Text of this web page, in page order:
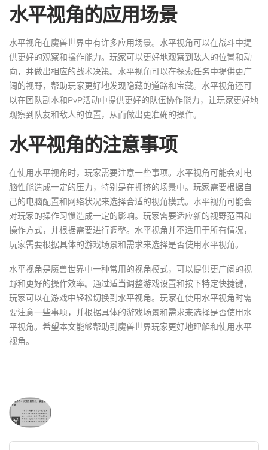
水平视角的应用场景
水平视角在魔兽世界中有许多应用场景。水平视角可以在战斗中提
供更好的观察和操作能力。玩家可以更好地观察到敌人的位置和动
向，并做出相应的战术决策。水平视角可以在探索任务中提供更广
阔的视野，帮助玩家更好地发现隐藏的道路和宝藏。水平视角还可
以在团队副本和PvP活动中提供更好的队伍协作能力，让玩家更好地
观察到队友和敌人的位置，从而做出更准确的操作。
水平视角的注意事项
在使用水平视角时，玩家需要注意一些事项。水平视角可能会对电
脑性能造成一定的压力，特别是在拥挤的场景中。玩家需要根据自
己的电脑配置和网络状况来选择合适的视角模式。水平视角可能会
对玩家的操作习惯造成一定的影响。玩家需要适应新的视野范围和
操作方式，并根据需要进行调整。水平视角并不适用于所有情况，
玩家需要根据具体的游戏场景和需求来选择是否使用水平视角。
水平视角是魔兽世界中一种常用的视角模式，可以提供更广阔的视
野和更好的操作效率。通过适当调整游戏设置和按下特定快捷键，
玩家可以在游戏中轻松切换到水平视角。玩家在使用水平视角时需
要注意一些事项，并根据具体的游戏场景和需求来选择是否使用水
平视角。希望本文能够帮助到魔兽世界玩家更好地理解和使用水平
视角。